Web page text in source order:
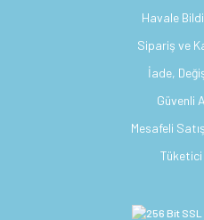
Havale
Sipariş ve
İade,
Güvenli
Mesafeli
Tüketici